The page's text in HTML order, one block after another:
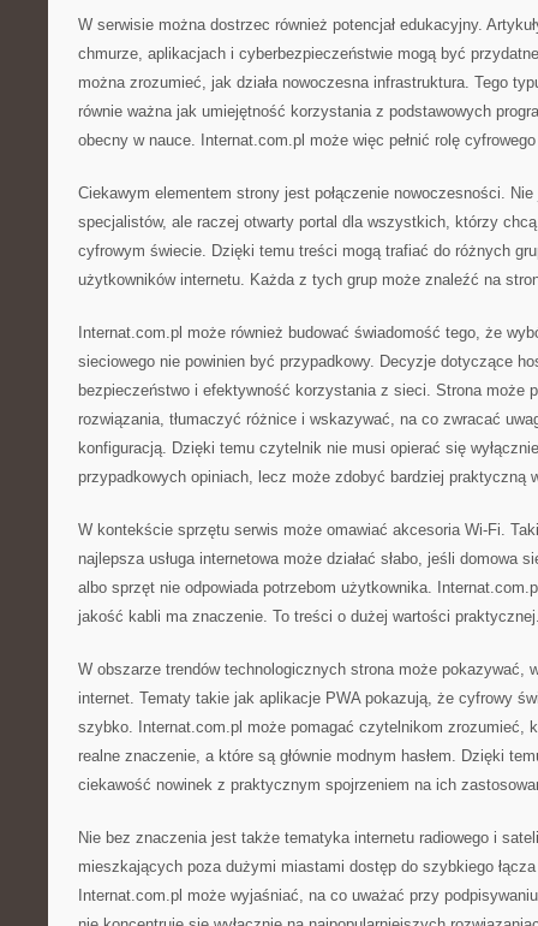
W serwisie można dostrzec również potencjał edukacyjny.
chmurze, aplikacjach i cyberbezpieczeństwie mogą być
można zrozumieć, jak działa nowoczesna infrastruktura. Tego
równie ważna jak umiejętność korzystania z podstawowych
obecny w nauce. Internat.com.pl może więc pełnić rolę
Ciekawym elementem strony jest połączenie nowoczesności.
specjalistów, ale raczej otwarty portal dla wszystkich, którzy
cyfrowym świecie. Dzięki temu treści mogą trafiać do różnych
użytkowników internetu. Każda z tych grup może znaleźć na
Internat.com.pl może również budować świadomość tego, że
sieciowego nie powinien być przypadkowy. Decyzje dotyczące
bezpieczeństwo i efektywność korzystania z sieci. Strona może
rozwiązania, tłumaczyć różnice i wskazywać, na co zwracać
konfiguracją. Dzięki temu czytelnik nie musi opierać się
przypadkowych opiniach, lecz może zdobyć bardziej praktyczną
W kontekście sprzętu serwis może omawiać akcesoria Wi-Fi.
najlepsza usługa internetowa może działać słabo, jeśli domowa
albo sprzęt nie odpowiada potrzebom użytkownika.
jakość kabli ma znaczenie. To treści o dużej wartości
W obszarze trendów technologicznych strona może pokazywać,
internet. Tematy takie jak aplikacje PWA pokazują, że cyfrowy
szybko. Internat.com.pl może pomagać czytelnikom zrozumieć,
realne znaczenie, a które są głównie modnym hasłem. Dzięki
ciekawość nowinek z praktycznym spojrzeniem na ich
Nie bez znaczenia jest także tematyka internetu radiowego i
mieszkających poza dużymi miastami dostęp do szybkiego
Internat.com.pl może wyjaśniać, na co uważać przy